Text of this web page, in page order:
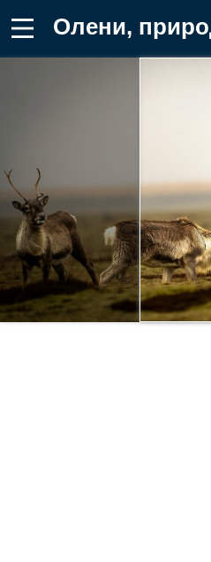
Олени, природа, пейзаж, животные